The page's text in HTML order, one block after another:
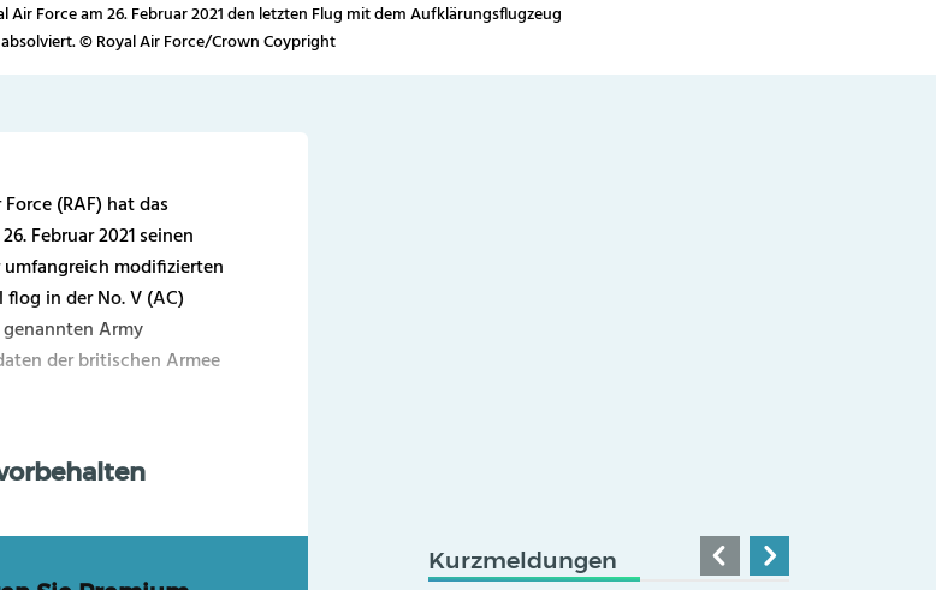
Air Force am 26. Februar 2021 den letzten Flug mit dem Aufklärungsflugzeug
absolviert. © Royal Air Force/Crown Coypright
(RAF) hat das
Februar 2021 seinen
modifizierten
flog in der No. V (AC)
Army
der britischen Armee
Kurzmeldungen